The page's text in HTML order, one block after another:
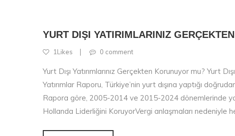
YURT DIŞI YATIRIMLARINIZ
1Likes 0 comment
Yurt Dışı Yatırımlarınız Gerçekten Korunuyor mu? Yurt
Yatırımlar Raporu, Türkiye’nin yurt dışına yaptığı
Rapora göre, 2005-2014 ve 2015-2024 dönemlerinde
Hollanda Liderliğini KoruyorVergi anlaşmaları nedeniyle